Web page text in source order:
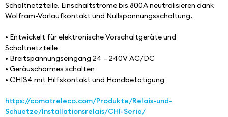
Schaltnetzteile. Einschaltströme bis 800A neutralisieren dank
Wolfram-Vorlaufkontakt und Nullspannungsschaltung.
• Entwickelt für elektronische Vorschaltgeräte und
Schaltnetzteile
• Breitspannungseingang 24 – 240V AC/DC
• Geräuscharmes schalten
• CHI34 mit Hilfskontakt und Handbetätigung
https://comatreleco.com/Produkte/Relais-und-
Schuetze/Installationsrelais/CHI-Serie/